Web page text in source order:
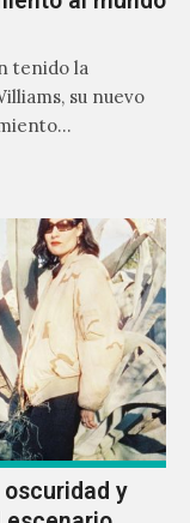
tenido la
su nuevo
oscuridad y